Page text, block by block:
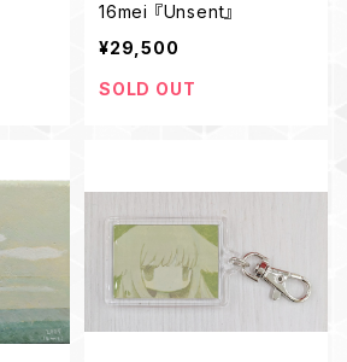
16mei 『Unsent』
¥29,500
SOLD OUT